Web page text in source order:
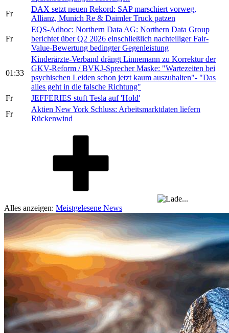
Fr
DAX setzt neuen Rekord: SAP marschiert vorweg,
Allianz, Munich Re & Daimler Truck patzen
Fr
EQS-Adhoc: Northern Data AG: Northern Data Group
berichtet über Q2 2026 einschließlich nachteiliger Fair-
Value-Bewertung bedingter Gegenleistung
01:33
Kinderärzte-Verband drängt Linnemann zu Korrektur der
GKV-Reform / BVKJ-Sprecher Maske: "Wartezeiten bei
psychischen Leiden schon jetzt kaum auszuhalten"- "Das
alles geht in die falsche Richtung"
Fr
JEFFERIES stuft Tesla auf 'Hold'
Fr
Aktien New York Schluss: Arbeitsmarktdaten liefern
Rückenwind
Alles anzeigen: Meistgelesene News